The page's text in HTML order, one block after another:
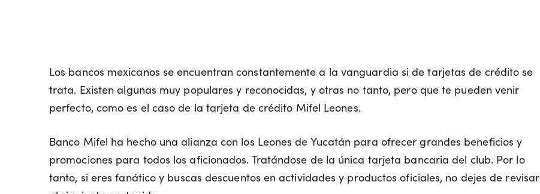
Los bancos mexicanos se encuentran constantemente a la vanguardia si de tarjetas de crédito se
trata. Existen algunas muy populares y reconocidas, y otras no tanto, pero que te pueden venir
perfecto, como es el caso de la tarjeta de crédito Mifel Leones.
Banco Mifel ha hecho una alianza con los Leones de Yucatán para ofrecer grandes beneficios y
promociones para todos los aficionados. Tratándose de la única tarjeta bancaria del club. Por lo
tanto, si eres fanático y buscas descuentos en actividades y productos oficiales, no dejes de revisar